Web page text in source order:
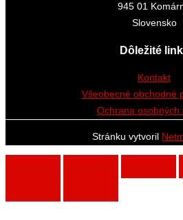
945 01
Slovensko
Dôležité
Kontakt
Všeobecné obchodné
Ochrana osobných
Stránku vytvoril